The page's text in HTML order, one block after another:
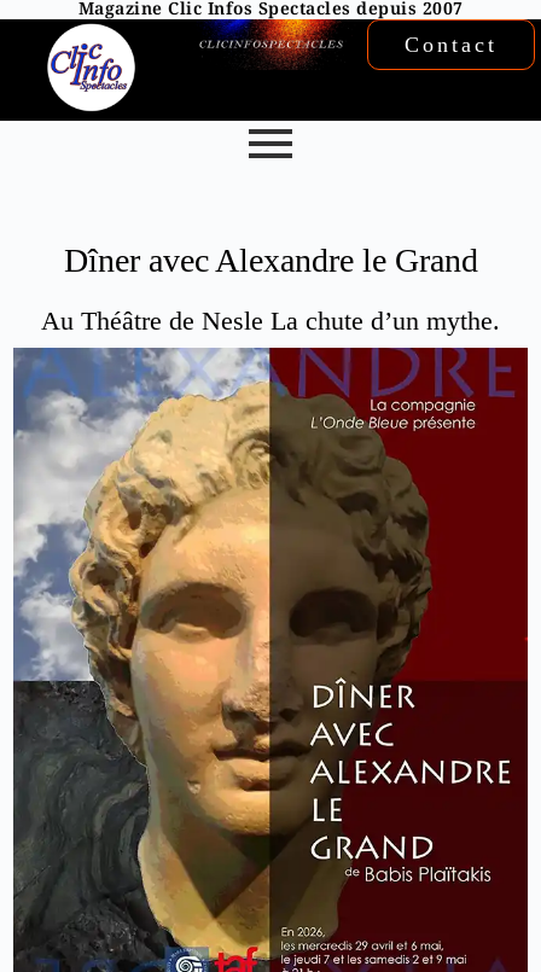
Magazine Clic Infos Spectacles depuis 2007
Contact
Dîner avec Alexandre le Grand
Au Théâtre de Nesle La chute d’un mythe.